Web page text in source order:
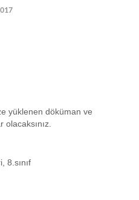
yüklenen döküman ve
8.sınıf